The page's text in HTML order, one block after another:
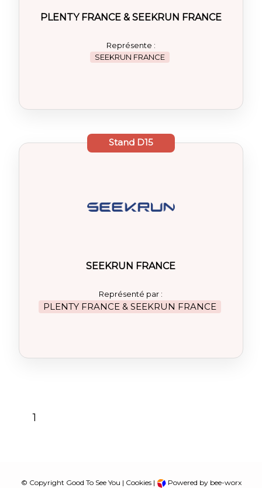
PLENTY FRANCE & SEEKRUN FRANCE
Représente :
SEEKRUN FRANCE
StandD15
SEEKRUN FRANCE
Représenté par :
PLENTY FRANCE & SEEKRUN FRANCE
1
© Copyright Good To See You | Cookies| Powered by bee-worx